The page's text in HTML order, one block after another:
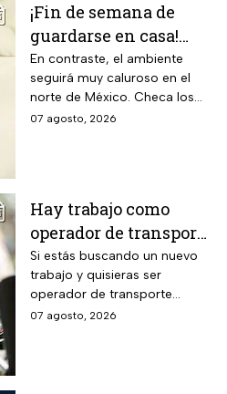
¡Fin de semana de
guardarse en casa!
Monzón mexicano
dejará lluvias
intensas en estos
estados; así estará el
En contraste, el ambiente
seguirá muy caluroso en el
norte de México. Checa los
detalles y toma precauciones.
07 agosto, 2026
Hay trabajo como
operador de transporte
público con sueldo de
18 mil pesos, bonos y
despensa
Si estás buscando un nuevo
trabajo y quisieras ser
operador de transporte
público, publicaron algunas
07 agosto, 2026